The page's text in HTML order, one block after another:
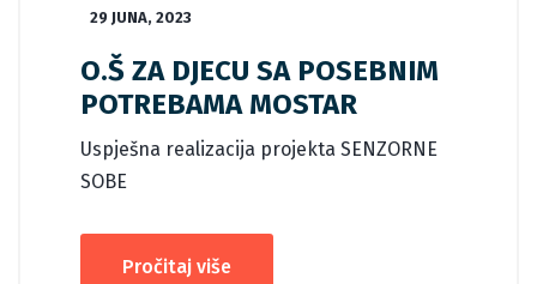
29 JUNA, 2023
O.Š ZA DJECU SA POSEBNIM
POTREBAMA MOSTAR
Uspješna realizacija projekta SENZORNE
SOBE
Pročitaj više